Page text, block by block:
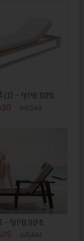
מיטת שיזוף – לבן CAMBUSA
9,263
מיטת שיזוף – EMOTI
5,841